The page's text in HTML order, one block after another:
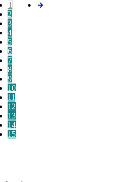
1
2
3
4
5
6
7
8
9
10
11
12
13
14
15